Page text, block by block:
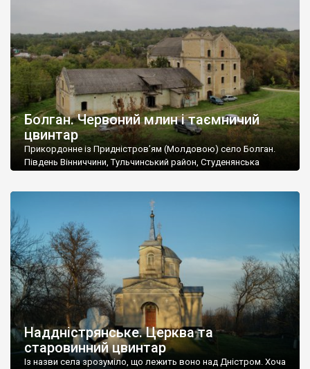
Болган. Червоний млин і таємничий
цвинтар
Прикордонне із Придністров’ям (Молдовою) село Болган.
Південь Вінниччини, Тульчинський район, Студенянська
старовинний цвинтар із кам’яними хрестами. Всі епітафії, які
збереглися, написані кирилицею, церковнослов’янською
мовою. За всіма традиційними ознаками – цвинтар
український. Хрести датуються 19 століттям. У 1924-1940
роках Болган […]
Наддністрянське. Церква та
старовинний цвинтар
Із назви села зрозуміло, що лежить воно над Дністром. Хоча